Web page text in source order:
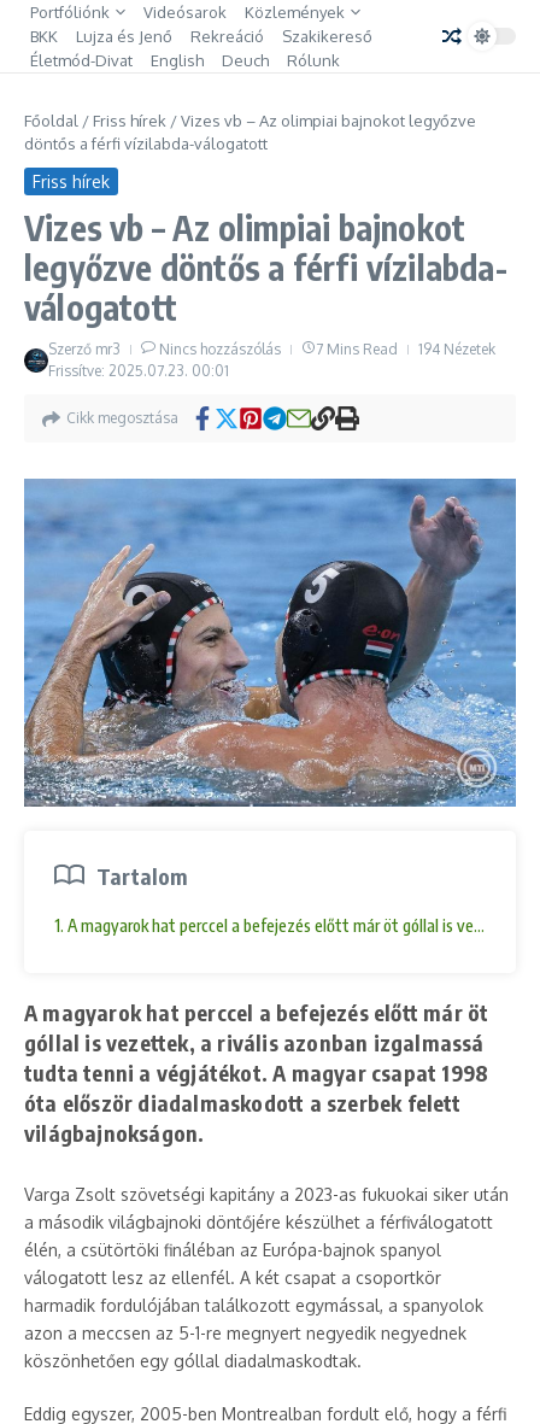
Ugrás a tartalomhoz
Portfóliónk Videósarok
Közlemények
BKK
Lujza és Jenő Rekreáció
Szakikereső
Életmód-Divat
English Deuch Rólunk
Főoldal / Friss hírek /Vizes vb – Az olimpiai bajnokot legyőzve
döntős a férfi vízilabda-válogatott
Friss hírek
Vizes vb – Az olimpiai bajnokot
legyőzve döntős a férfi vízilabda-
válogatott
Szerző mr3 Nincs hozzászólás 7 Mins Read
194 Nézetek
Frissítve: 2025.07.23. 00:01
Cikk megosztása
Tartalom
1. A magyarok hat perccel a befejezés előtt már öt góllal is
A magyarok hat perccel a befejezés előtt már öt
góllal is vezettek, a rivális azonban izgalmassá
tudta tenni a végjátékot. A magyar csapat 1998
óta először diadalmaskodott a szerbek felett
világbajnokságon.
Varga Zsolt szövetségi kapitány a 2023-as fukuokai siker után
a második világbajnoki döntőjére készülhet a férfiválogatott
élén, a csütörtöki fináléban az Európa-bajnok spanyol
válogatott lesz az ellenfél. A két csapat a csoportkör
harmadik fordulójában találkozott egymással, a spanyolok
azon a meccsen az 5-1-re megnyert negyedik negyednek
köszönhetően egy góllal diadalmaskodtak.
Eddig egyszer, 2005-ben Montrealban fordult elő, hogy a férfi